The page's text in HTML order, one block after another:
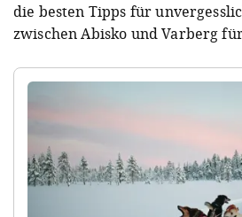
die besten Tipps für
zwischen Abisko und Varberg